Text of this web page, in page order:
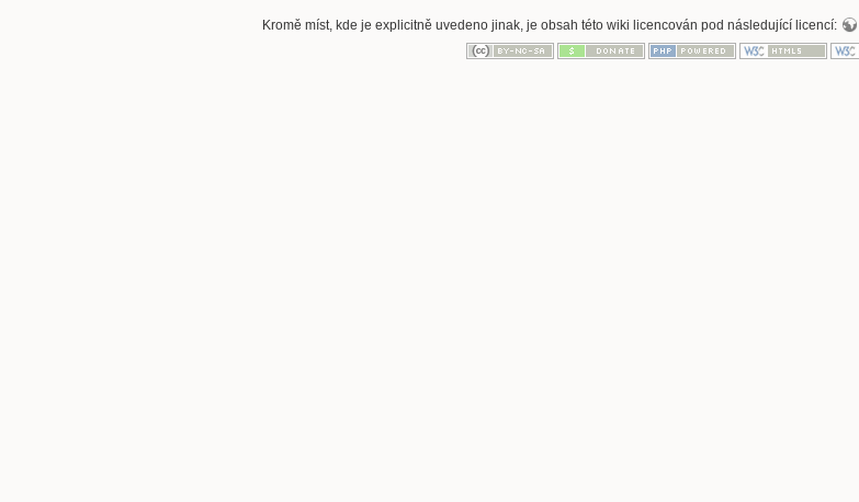
Kromě míst, kde je explicitně uvedeno jinak, je obsah této wiki licencován pod následující licencí: